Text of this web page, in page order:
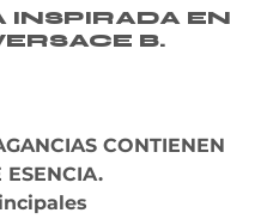
INSPIRADA EN
B.
CONTIENEN
ESENCIA.